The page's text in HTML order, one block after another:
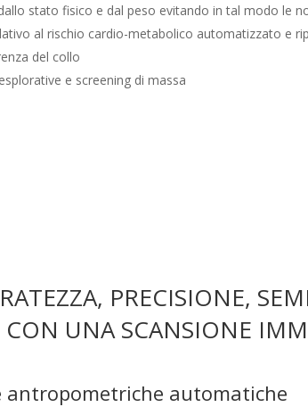
stato fisico e dal peso evitando in tal modo le
al rischio cardio-metabolico automatizzato e
del collo
e screening di massa
PRECISIONE,
CON UNA SCANSIONE
antropometriche automatiche